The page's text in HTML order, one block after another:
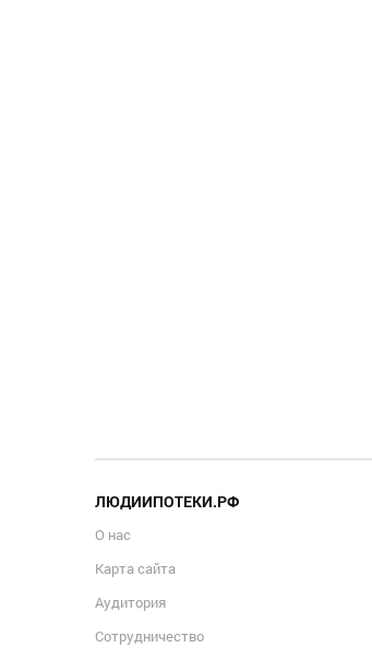
ЛЮДИИПОТЕКИ.РФ
О нас
Карта сайта
Аудитория
Сотрудничество